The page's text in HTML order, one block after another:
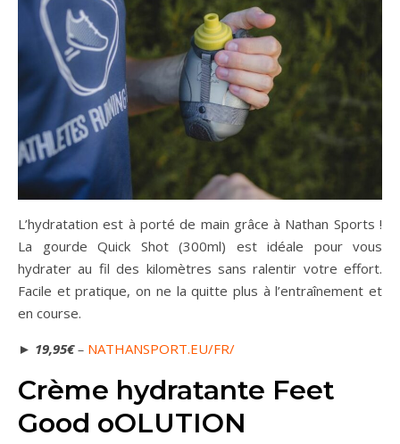
L’hydratation est à porté de main grâce à Nathan Sports !
La gourde Quick Shot (300ml) est idéale pour vous
hydrater au fil des kilomètres sans ralentir votre effort.
Facile et pratique, on ne la quitte plus à l’entraînement et
en course.
► 19,95€– NATHANSPORT.EU/FR/
Crème hydratante Feet
Good oOLUTION